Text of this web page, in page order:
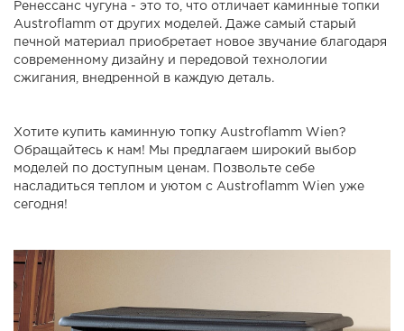
Ренессанс чугуна - это то, что отличает каминные топки
Austroflamm от других моделей. Даже самый старый
печной материал приобретает новое звучание благодаря
современному дизайну и передовой технологии
сжигания, внедренной в каждую деталь.
Хотите купить каминную топку Austroflamm Wien?
Обращайтесь к нам! Мы предлагаем широкий выбор
моделей по доступным ценам. Позвольте себе
насладиться теплом и уютом с Austroflamm Wien уже
сегодня!